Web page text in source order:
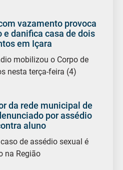
vazamento provoca
e danifica casa de dois
em Içara
mobilizou o Corpo de
nesta terça-feira (4)
da rede municipal de
por assédio
aluno
de assédio sexual é
na Região